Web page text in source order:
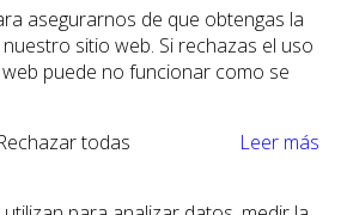
asegurarnos de que obtengas la
sitio web. Si rechazas el uso
puede no funcionar como se
todas
Leer más